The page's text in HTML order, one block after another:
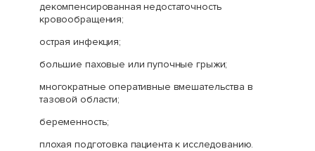
декомпенсированная недостаточность
кровообращения;
острая инфекция;
большие паховые или пупочные грыжи;
многократные оперативные вмешательства в
тазовой области;
беременность;
плохая подготовка пациента к исследованию.